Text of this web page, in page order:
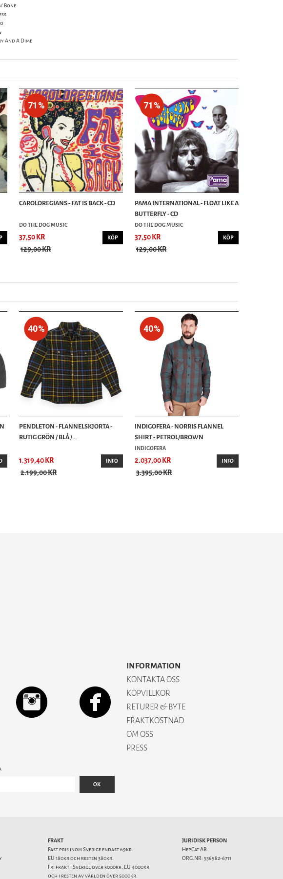
Bone
And A Dime
71%
CAROLOREGIANS - FAT IS BACK - CD
DO THE DOG MUSIC
37,50 KR
129,00 KR
KÖP
71%
PAMA INTERNATIONAL - FLOAT LIKE A
BUTTERFLY - CD
DO THE DOG MUSIC
37,50 KR
129,00 KR
KÖP
40%
PENDLETON - FLANNELSKJORTA -
RUTIG GRÖN / BLÅ /...
1.319,40 KR
2.199,00 KR
INFO
40%
INDIGOFERA - NORRIS FLANNEL
SHIRT - PETROL/BROWN
INDIGOFERA
2.037,00 KR
3.395,00 KR
INFO
INFORMATION
KONTAKTA OSS
KÖPVILLKOR
RETURER & BYTE
FRAKTKOSTNAD
OM OSS
PRESS
OK
FRAKT
Fast pris inom Sverige endast 69kr.
EU 180kr och resten 380kr.
Fri frakt i Sverige över 3000kr, EU 4000kr
och i resten av världen över 5000kr.
JURIDISK PERSON
HepCat AB
ORG.NR: 556982-6711